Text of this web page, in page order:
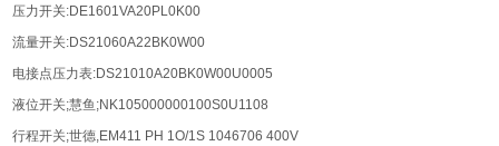
压力开关:DE1601VA20PL0K00
流量开关:DS21060A22BK0W00
电接点压力表:DS21010A20BK0W00U0005
液位开关;慧鱼;NK105000000100S0U1108
行程开关;世德,EM411 PH 1O/1S 1046706 400V